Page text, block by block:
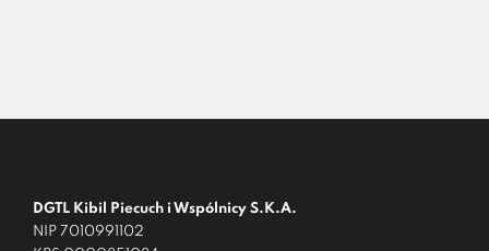
DGTL Kibil Piecuch i Wspólnicy S.K.A.
NIP 7010991102